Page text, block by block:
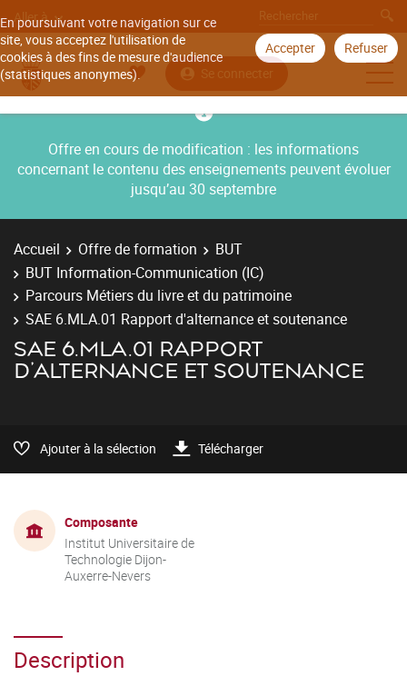
En poursuivant votre navigation sur ce
site, vous acceptez l'utilisation de
cookies à des fins de mesure d'audience
(statistiques anonymes).
Accepter Refuser
Aller à
Se connecter
Offre en cours de modification : les informations
concernant le contenu des enseignements peuvent évoluer
jusqu’au 30 septembre
Accueil Offre de formation
BUT
BUT Information-Communication (IC)
Parcours Métiers du livre et du patrimoine
SAE 6.MLA.01 Rapport d'alternance et soutenance
SAE 6.MLA.01 RAPPORT
D'ALTERNANCE ET SOUTENANCE
Ajouter à la sélection Télécharger
Composante
Institut Universitaire de
Technologie Dijon-
Auxerre-Nevers
Description